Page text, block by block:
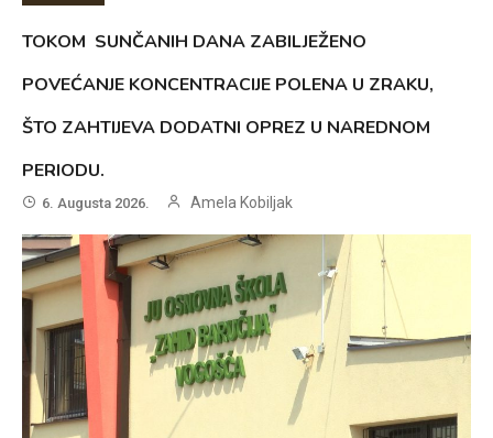
TOKOM SUNČANIH DANA ZABILJEŽENO
POVEĆANJE KONCENTRACIJE POLENA U ZRAKU,
ŠTO ZAHTIJEVA DODATNI OPREZ U NAREDNOM
PERIODU.
6. Augusta 2026. Amela Kobiljak